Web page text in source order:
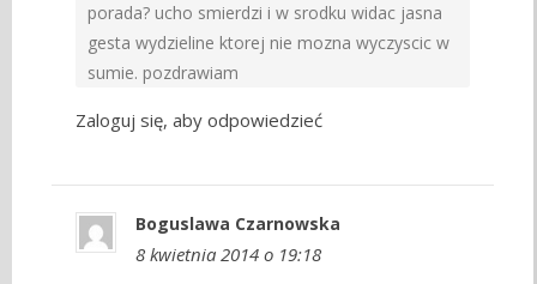
porada? ucho smierdzi i w srodku widac jasna
gesta wydzieline ktorej nie mozna wyczyscic w
sumie. pozdrawiam
Zaloguj się, aby odpowiedzieć
Boguslawa Czarnowska
8 kwietnia 2014 o 19:18